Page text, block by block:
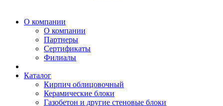
О компании
О компании
Партнеры
Сертификаты
Филиалы
Каталог
Кирпич облицовочный
Керамические блоки
Газобетон и другие стеновые блоки